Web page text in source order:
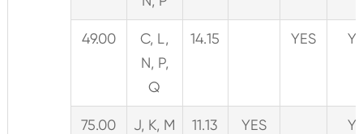
49.00
C, L,
N, P,
Q
14.15 YES
75.00 J, K, M 11.13 YES